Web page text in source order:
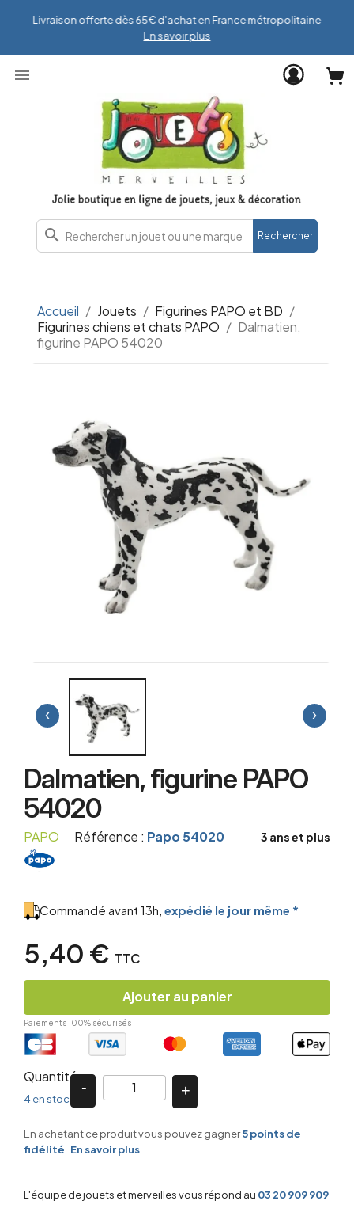
Livraison offerte dès 65€ d'achat en France métropolitaine
En savoir plus

search Rechercher
Accueil Jouets
Figurines PAPO et BD
Figurines chiens et chats PAPO
Dalmatien,
figurine PAPO 54020
‹ ›
Dalmatien, figurine PAPO
54020
PAPO Référence : Papo 54020 3 ans et plus
Commandé avant 13h, expédié le jour même *
5,40 € TTC
Ajouter au panier
Paiements 100% sécurisés
Quantité
4 en stock
En achetant ce produit vous pouvez gagner5points de
fidélité En savoir plus
L'équipe de jouets et merveilles vous répond au 03 20 909 909